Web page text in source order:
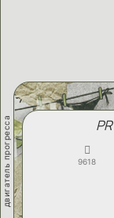
двигатель прогресса PR
9618